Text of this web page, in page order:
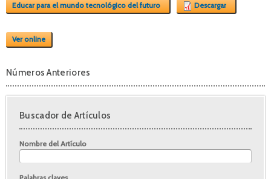
Educar para el mundo tecnológico del futuro Descargar
Ver online
Números Anteriores
Buscador de Artículos
Nombre del Artículo